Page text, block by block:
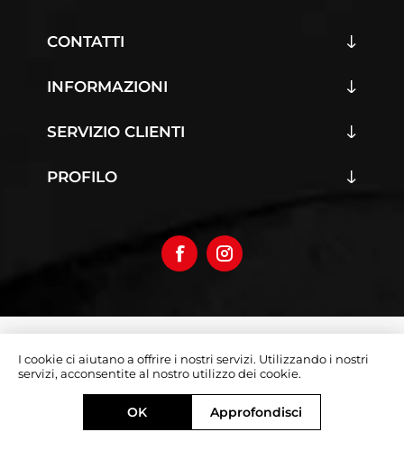
CONTATTI
INFORMAZIONI
SERVIZIO CLIENTI
PROFILO
Partita Iva 03019070642
Designed bye-direct.it
Powered by
nopCommerce
I cookie ci aiutano a offrire i nostri servizi. Utilizzando i nostri
servizi, acconsentite al nostro utilizzo dei cookie.
OK Approfondisci